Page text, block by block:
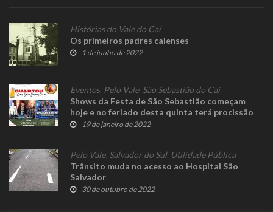
Histórias do Vale do Caí
Os primeiros padres caienses
1 de junho de 2022
Eventos, Pelo Vale, São Sebastião do Caí
Shows da Festa de São Sebastião começam
hoje e no feriado desta quinta terá procissão
19 de janeiro de 2022
Pelo Vale, Salvador do Sul, Utilidade Pública
Trânsito muda no acesso ao Hospital São
Salvador
30 de outubro de 2022